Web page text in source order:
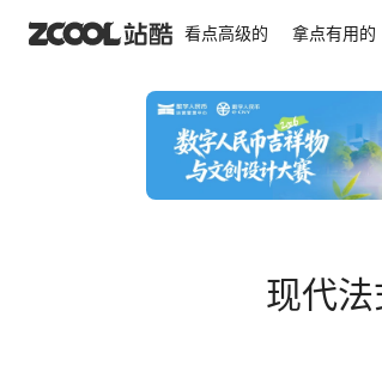
看点高级的 拿点有用的
现代
现代法式客餐厅效果图